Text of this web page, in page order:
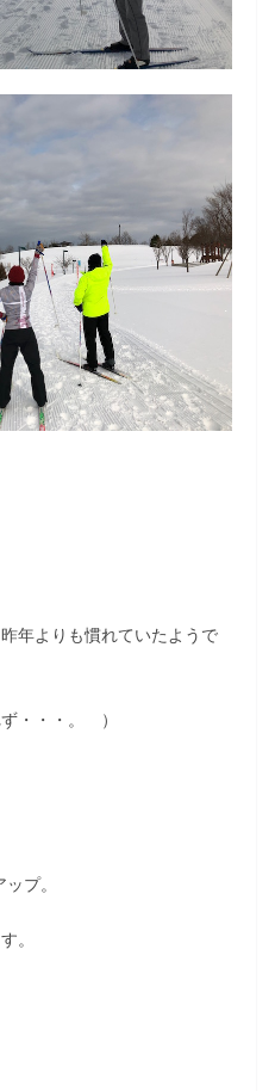
年よりも慣れていたようで
・・・。 ）
プ。
。